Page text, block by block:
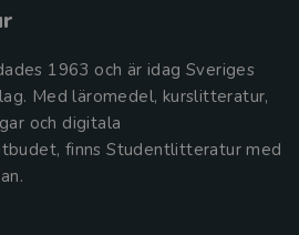
1963 och är idag Sveriges
Med läromedel, kurslitteratur,
och digitala
finns Studentlitteratur med